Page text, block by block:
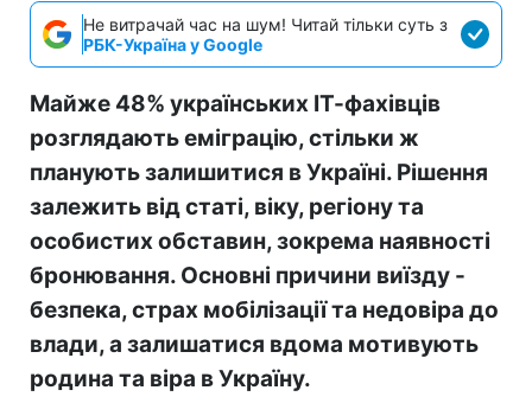
Не витрачай час на шум! Читай тільки суть з
РБК-Україна у Google
Майже 48% українських ІТ-фахівців
розглядають еміграцію, стільки ж
планують залишитися в Україні. Рішення
залежить від статі, віку, регіону та
особистих обставин, зокрема наявності
бронювання. Основні причини виїзду -
безпека, страх мобілізації та недовіра до
влади, а залишатися вдома мотивують
родина та віра в Україну.